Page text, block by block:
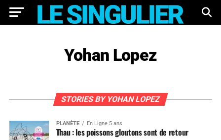
Yohan Lopez
STORIES BY YOHAN LOPEZ
PLANÈTE En Ligne 5 ans
Thau : les poissons gloutons sont de retour